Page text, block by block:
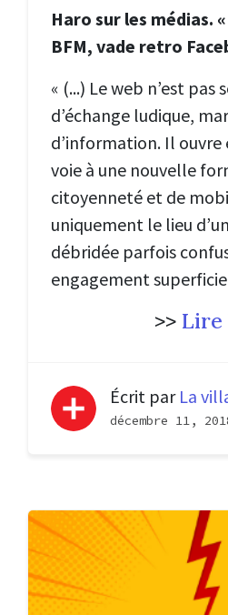
Haro sur les médias.
BFM, vade retro
« (...) Le web n’est pas
d’échange ludique,
d’information. Il
voie à une nouvelle
citoyenneté et de
uniquement le lieu
débridée parfois
engagement
>> Lire
Écrit par La
décembre 11,